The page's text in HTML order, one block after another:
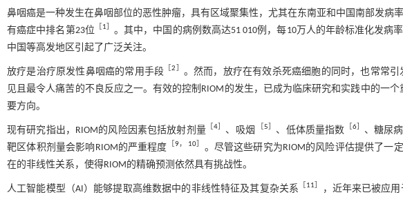
鼻咽癌是一种发生在鼻咽部位的恶性肿瘤，具有区域聚集性，尤其在东南亚和中国南部发病
有癌症中排名第23位 ［1］ 。其中，中国的病例数高达51 010例，每10万人的年龄标准化发病率
中国等高发地区引起了广泛关注。
放疗是治疗原发性鼻咽癌的常用手段 ［2］ 。然而，放疗在有效杀死癌细胞的同时，也常常
见且最令人痛苦的不良反应之一。有效的控制RIOM的发生，已成为临床研究和实践中的一个
要方向。
现有研究指出，RIOM的风险因素包括放射剂量［4］ 、吸烟 ［5］ 、低体质量指数 ［6］ 、糖尿病
靶区体积剂量会影响RIOM的严重程度 ［9， 10］ 。尽管这些研究为RIOM的风险评估提供了一
在的非线性关系，使得RIOM的精确预测依然具有挑战性。
人工智能模型（AI）能够提取高维数据中的非线性特征及其复杂关系 ［11］
，近年来已被应